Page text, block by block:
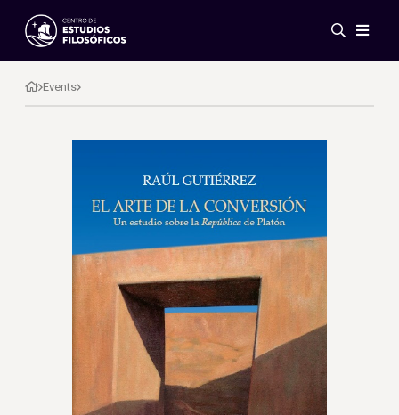
Events
News
Research
Networks
About Us
Regulations
Events